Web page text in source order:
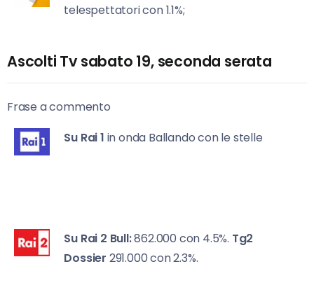
telespettatori con 1.1%;
Ascolti Tv sabato 19, seconda serata
Frase a commento
Su Rai 1 in onda Ballando con le stelle
Su Rai 2 Bull:862.000 con 4.5%. Tg2
Dossier 291.000 con 2.3%.